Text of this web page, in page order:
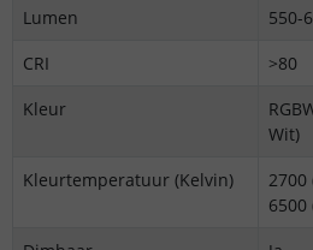
Lumen
550-
CRI
>80
Kleur
Wit)
Kleurtemperatuur (Kelvin)
2700